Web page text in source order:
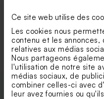
Ce site web utilise des
Les cookies nous
contenu et les annonces,
relatives aux médias
Nous partageons
l'utilisation de notre site
médias sociaux, de
combiner celles-ci avec
leur avez fournies ou